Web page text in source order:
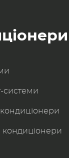
системи
кондиціонери